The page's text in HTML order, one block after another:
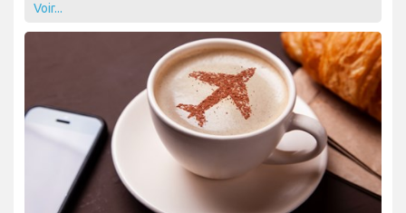
Voir...